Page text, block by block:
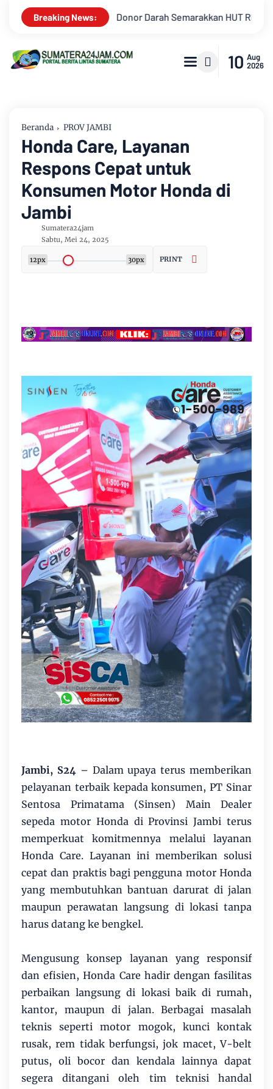
Breaking News:
RI Ke-81 Di PTPN IV Regional IV Mahasiswa KKN-R
10 Aug
2026
Beranda PROV JAMBI
Honda Care, Layanan
Respons Cepat untuk
Konsumen Motor Honda di
Jambi
Sumatera24jam
Sabtu, Mei 24, 2025
12px 30px PRINT
Jambi, S24– Dalam upaya terus memberikan
pelayanan terbaik kepada konsumen, PT Sinar
Sentosa Primatama (Sinsen) Main Dealer
sepeda motor Honda di Provinsi Jambi terus
memperkuat komitmennya melalui layanan
Honda Care. Layanan ini memberikan solusi
cepat dan praktis bagi pengguna motor Honda
yang membutuhkan bantuan darurat di jalan
maupun perawatan langsung di lokasi tanpa
harus datang ke bengkel.
Mengusung konsep layanan yang responsif
dan efisien, Honda Care hadir dengan fasilitas
perbaikan langsung di lokasi baik di rumah,
kantor, maupun di jalan. Berbagai masalah
teknis seperti motor mogok, kunci kontak
rusak, rem tidak berfungsi, jok macet, V-belt
putus, oli bocor dan kendala lainnya dapat
segera ditangani oleh tim teknisi handal